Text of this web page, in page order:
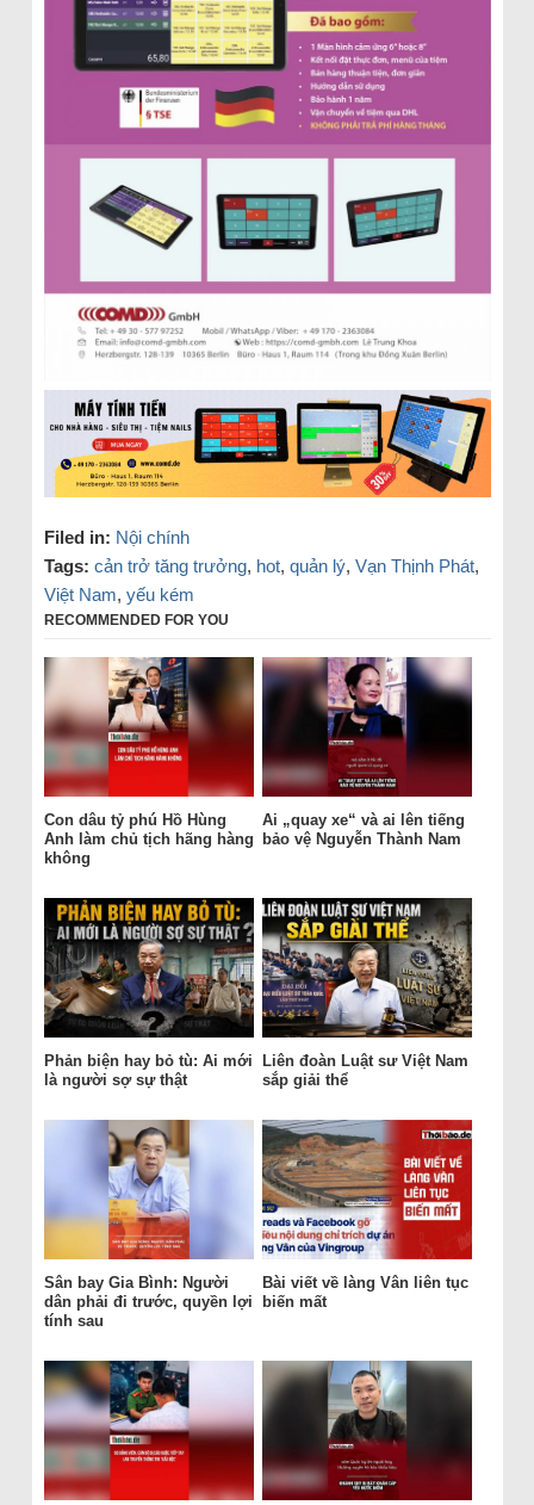
Filed in: Nội chính
Tags: cản trở tăng trưởng, hot, quản lý, Vạn Thịnh Phát,
Việt Nam, yếu kém
RECOMMENDED FOR YOU
Con dâu tỷ phú Hồ Hùng
Anh làm chủ tịch hãng hàng
không
Ai „quay xe“ và ai lên tiếng
bảo vệ Nguyễn Thành Nam
Phản biện hay bỏ tù: Ai mới
là người sợ sự thật
Liên đoàn Luật sư Việt Nam
sắp giải thể
Sân bay Gia Bình: Người
dân phải đi trước, quyền lợi
tính sau
Bài viết về làng Vân liên tục
biến mất